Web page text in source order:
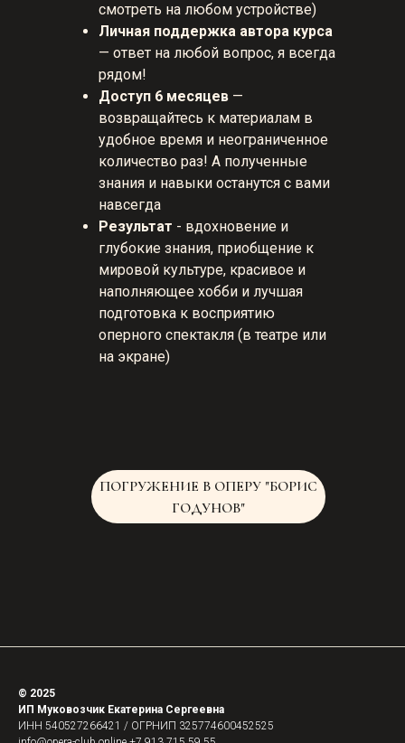
смотреть на любом устройстве)
Личная поддержка автора курса
— ответ на любой вопрос, я всегда
рядом!
Доступ 6 месяцев —
возвращайтесь к материалам в
удобное время и неограниченное
количество раз! А полученные
знания и навыки останутся с вами
навсегда
Результат - вдохновение и
глубокие знания, приобщение к
мировой культуре, красивое и
наполняющее хобби и лучшая
подготовка к восприятию
оперного спектакля (в театре или
на экране)
ПОГРУЖЕНИЕ В ОПЕРУ "БОРИС
ГОДУНОВ"
© 2025
ИП Муковозчик Екатерина Сергеевна
ИНН 540527266421 / ОГРНИП 325774600452525